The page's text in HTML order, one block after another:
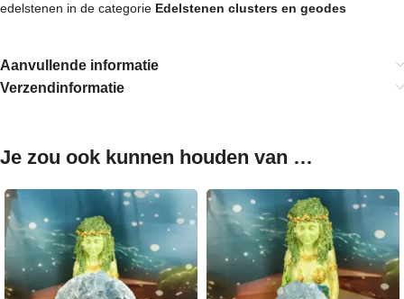
edelstenen in de categorie Edelstenen clusters en geodes
Aanvullende informatie
Verzendinformatie
Je zou ook kunnen houden van …